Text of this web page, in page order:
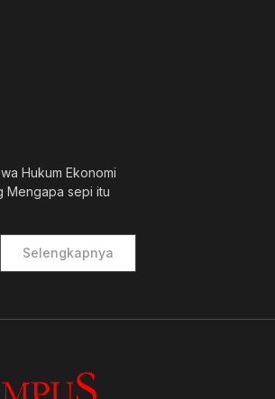
Hukum Ekonomi
Mengapa sepi itu
Selengkapnya